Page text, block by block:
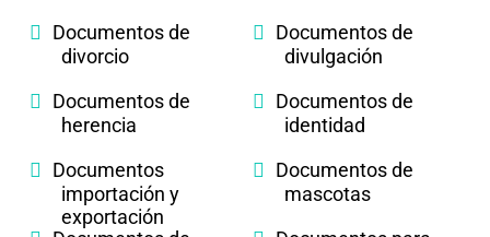
Documentos de
divorcio
Documentos de
divulgación
Documentos de
herencia
Documentos de
identidad
Documentos
importación y
exportación
Documentos de
mascotas